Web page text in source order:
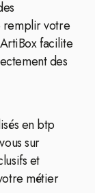
remplir votre
facilite
des
en btp
sur
et
métier